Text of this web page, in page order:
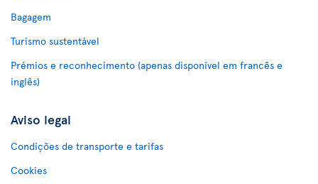
Bagagem
Turismo sustentável
Prémios e reconhecimento (apenas disponível em francês e
inglês)
Aviso legal
Condições de transporte e tarifas
Cookies